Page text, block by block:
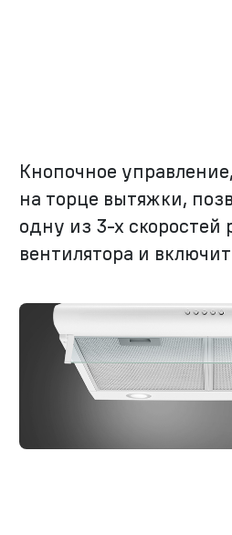
Кнопочное
на торце вытяжки,
одну из 3-х скоростей
вентилятора и